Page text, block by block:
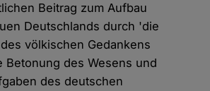
Beitrag zum Aufbau
Deutschlands durch 'die
völkischen Gedankens
Betonung des Wesens und
des deutschen